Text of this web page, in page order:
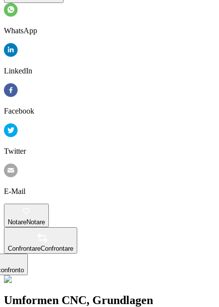
WhatsApp
LinkedIn
Facebook
Twitter
E-Mail
NotareNotare
ConfrontareConfrontare
Umformen CNC, Grundlagen